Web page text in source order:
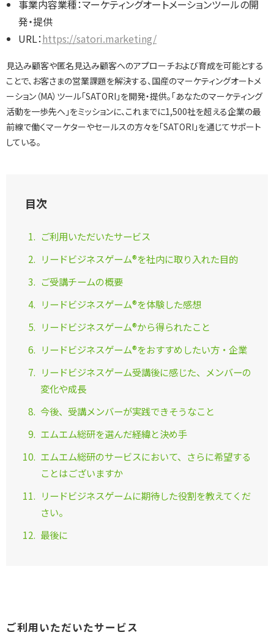
BtoBマーケティング基礎研修（ゲーム体験型）
導入事例
選ばれる理由
インサイドセールス関連ブログ
事業内容業種：マーケティングオートメーションツールの開
発・提供
URL：https://satori.marketing/
見込み顧客や匿名見込み顧客へのアプローチおよび育成を可能とする
ことで、お客さまの営業課題を解決する、国産のマーケティングオートメ
ーション（MA）ツール「SATORI」を開発・提供。「あなたのマーケティング
活動を一歩先へ」をミッションに、これまでに1,500社を超える企業の最
前線で働くマーケターやセールスの方々を「SATORI」を通じてサポート
している。
目次
ご利用いただいたサービス
リードビジネスゲーム®を社内に取り入れた目的
ご受講チームの概要
リードビジネスゲーム®を体験した感想
リードビジネスゲーム®から得られたこと
リードビジネスゲーム®をおすすめしたい方・企業
リードビジネスゲーム受講後に感じた、メンバーの
変化や成長
今後、受講メンバーが実践できそうなこと
エムエム総研を選んだ経緯と決め手
エムエム総研のサービスにおいて、さらに希望する
ことはございますか
リードビジネスゲームに期待した役割を教えてくだ
さい。
最後に
ご利用いただいたサービス